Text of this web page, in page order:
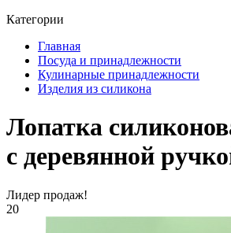
Категории
Главная
Посуда и принадлежности
Кулинарные принадлежности
Изделия из силикона
Лопатка
с деревянной
Лидер продаж!
20